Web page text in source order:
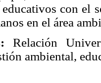
educativos con el
en el área
Relación
ambiental,